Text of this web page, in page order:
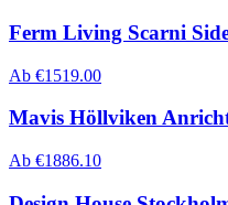
Ferm Living Scarni
Ab €1519.00
Mavis Höllviken
Ab €1886.10